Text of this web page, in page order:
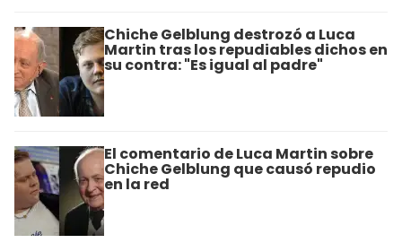
Chiche Gelblung destrozó a Luca
Martin tras los repudiables dichos en
su contra: "Es igual al padre"
El comentario de Luca Martin sobre
Chiche Gelblung que causó repudio
en la red